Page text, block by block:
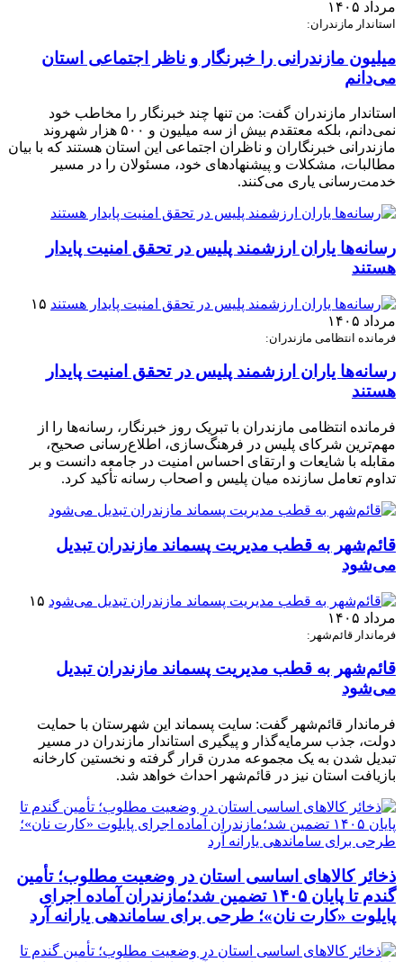
مرداد ۱۴۰۵
استاندار مازندران:
میلیون مازندرانی را خبرنگار و ناظر اجتماعی استان
می‌دانم
استاندار مازندران گفت: من تنها چند خبرنگار را مخاطب خود
نمی‌دانم، بلکه معتقدم بیش از سه میلیون و ۵۰۰ هزار شهروند
مازندرانی خبرنگاران و ناظران اجتماعی این استان هستند که با بیان
مطالبات، مشکلات و پیشنهادهای خود، مسئولان را در مسیر
خدمت‌رسانی یاری می‌کنند.
رسانه‌ها یاران ارزشمند پلیس در تحقق امنیت پایدار
هستند
۱۵
مرداد ۱۴۰۵
فرمانده انتظامی مازندران:
رسانه‌ها یاران ارزشمند پلیس در تحقق امنیت پایدار
هستند
فرمانده انتظامی مازندران با تبریک روز خبرنگار، رسانه‌ها را از
مهم‌ترین شرکای پلیس در فرهنگ‌سازی، اطلاع‌رسانی صحیح،
مقابله با شایعات و ارتقای احساس امنیت در جامعه دانست و بر
تداوم تعامل سازنده میان پلیس و اصحاب رسانه تأکید کرد.
قائم‌شهر به قطب مدیریت پسماند مازندران تبدیل
می‌شود
۱۵
مرداد ۱۴۰۵
فرماندار قائم‌شهر:
قائم‌شهر به قطب مدیریت پسماند مازندران تبدیل
می‌شود
فرماندار قائم‌شهر گفت: سایت پسماند این شهرستان با حمایت
دولت، جذب سرمایه‌گذار و پیگیری استاندار مازندران در مسیر
تبدیل شدن به یک مجموعه مدرن قرار گرفته و نخستین کارخانه
بازیافت استان نیز در قائم‌شهر احداث خواهد شد.
ذخائر کالاهای اساسی استان در وضعیت مطلوب؛ تأمین
گندم تا پایان ۱۴۰۵ تضمین شد؛مازندران آماده اجرای
پایلوت «کارت نان»؛ طرحی برای ساماندهی یارانه آرد